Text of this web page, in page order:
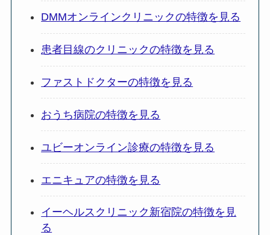
DMMオンラインクリニックの特徴を見る
患者目線のクリニックの特徴を見る
ファストドクターの特徴を見る
おうち病院の特徴を見る
ユビーオンライン診療の特徴を見る
エニキュアの特徴を見る
イーヘルスクリニック新宿院の特徴を見
る